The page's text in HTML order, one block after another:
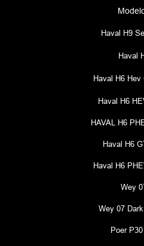
Haval H9
Haval
Haval H6 Hev
Haval H6
HAVAL H6
Haval H6
Haval H6
Wey
Wey 07
Poer